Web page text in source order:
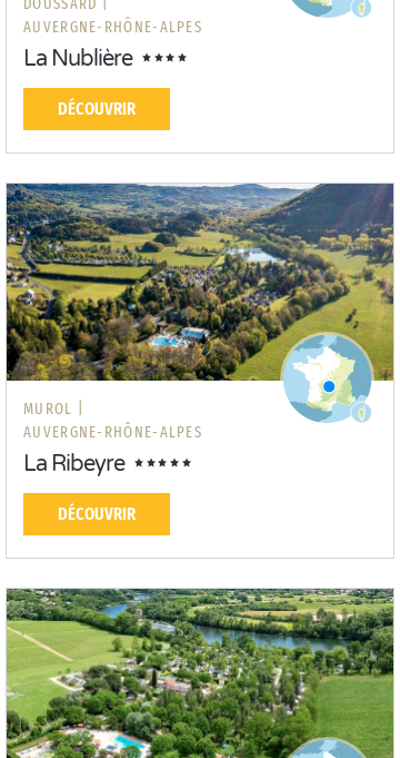
DOUSSARD |
AUVERGNE-RHÔNE-ALPES
La Nublière
DÉCOUVRIR
MUROL |
AUVERGNE-RHÔNE-ALPES
La Ribeyre
DÉCOUVRIR